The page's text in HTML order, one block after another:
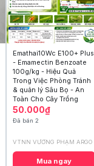
Emathai10Wc E100+ Plus
- Emamectin Benzoate
100g/kg - Hiệu Quả
Trong Việc Phòng Tránh
& quản lý Sâu Bọ - An
Toàn Cho Cây Trồng
50.000₫
Đã bán 2
VTNN VƯƠNG PHẠM ARGO
Mua ngay